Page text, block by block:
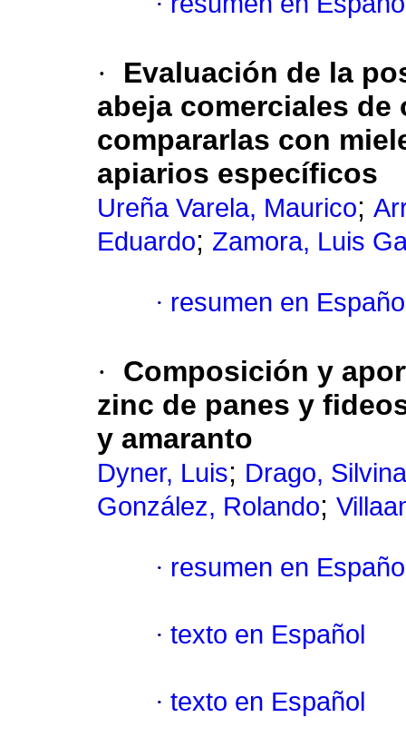
·
Evaluación de la
abeja comerciales
compararlas con
apiarios específicos
Ureña Varela, Maurico;
Eduardo; Zamora, Luis
· resumen en
·
Composición y
zinc de panes y
y amaranto
Dyner, Luis; Drago,
González, Rolando;
· resumen en
· texto en Español
· texto en Español